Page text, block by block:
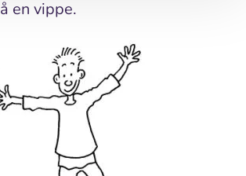
en vippe.